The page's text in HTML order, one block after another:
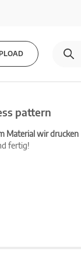
pattern
Material wir drucken
fertig!